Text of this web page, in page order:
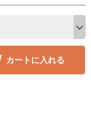
カートに入れる